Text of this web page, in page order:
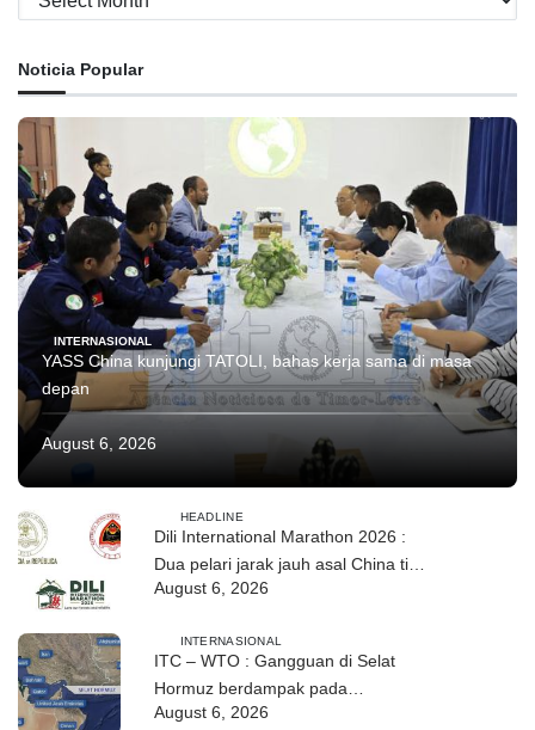
Noticia Popular
INTERNASIONAL
YASS China kunjungi TATOLI, bahas kerja sama di masa
depan
August 6, 2026
HEADLINE
Dili International Marathon 2026 :
Dua pelari jarak jauh asal China tiba
di Dili
August 6, 2026
INTERNASIONAL
ITC – WTO : Gangguan di Selat
Hormuz berdampak pada
perdagangan energi, pupuk, dan
August 6, 2026